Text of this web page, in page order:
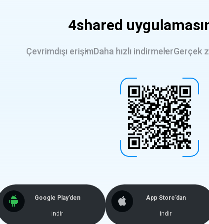
4shared
Çevrimdışı erişimDaha hızlı indirmelerGerçek
Google Play’den
indir
App Store’dan
indir